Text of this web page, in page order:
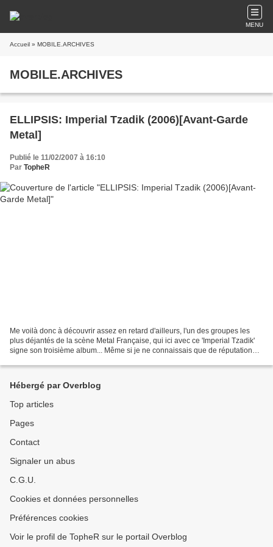
MENU
Accueil » MOBILE.ARCHIVES
MOBILE.ARCHIVES
ELLIPSIS: Imperial Tzadik (2006)[Avant-Garde
Metal]
Publié le 11/02/2007 à 16:10
Par TopheR
Me voilà donc à découvrir assez en retard d'ailleurs, l'un des groupes les
plus déjantés de la scène Metal Française, qui ici avec ce 'Imperial Tzadik'
signe son troisième album... Même si je ne connaissais que de réputation
Hébergé par Overblog
Top articles
Pages
Contact
Signaler un abus
C.G.U.
Cookies et données personnelles
Préférences cookies
Voir le profil de TopheR sur le portail Overblog